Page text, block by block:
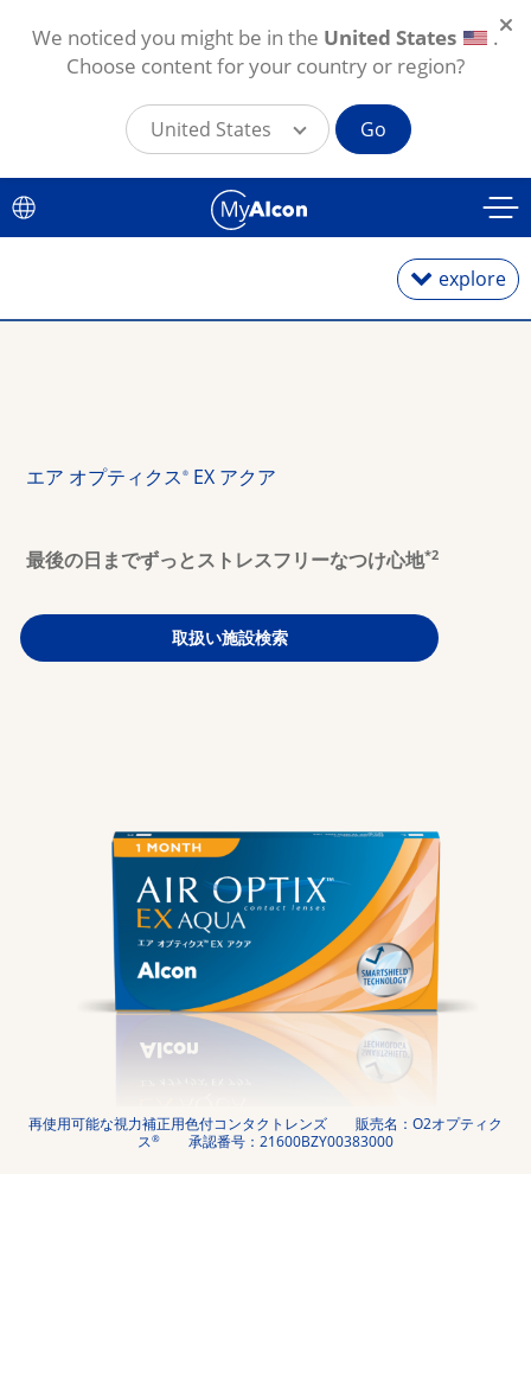
メインコンテンツに移動
explore
カラー
エア オプティクス® EX アクア
最後の日までずっとストレスフリーなつけ心地*2
取扱い施設検索
再使用可能な視力補正用色付コンタクトレンズ
販売名：O2オプティク
ス® 承認番号：21600BZY00383000
We noticed you might be in the United States
.
Choose content for your country or region?
United States Go